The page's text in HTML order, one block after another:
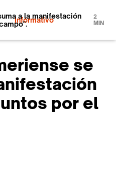
Informativo
a la manifestación
2
MIN
se
por el